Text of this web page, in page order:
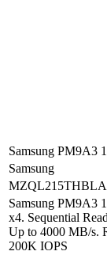
Samsung PM9A3
Samsung
Samsung PM9A3
x4. Sequential
Up to 4000 MB/s.
200K IOPS